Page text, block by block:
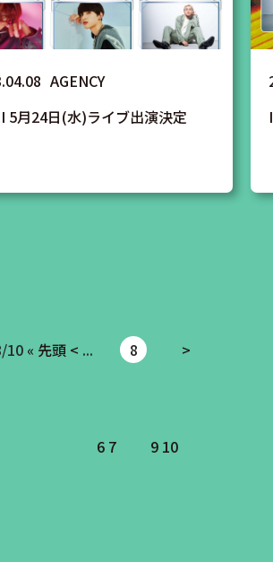
AGENCY
5月24日(水)ライブ出演決定
10 « 先頭 < ...
6 7
8
9 10
>